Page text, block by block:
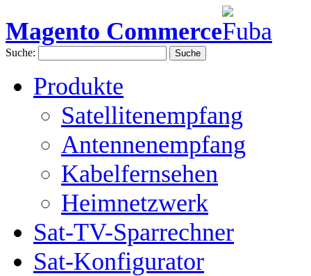
Magento Commerce
Suche: Suche
Produkte
Satellitenempfang
Antennenempfang
Kabelfernsehen
Heimnetzwerk
Sat-TV-Sparrechner
Sat-Konfigurator